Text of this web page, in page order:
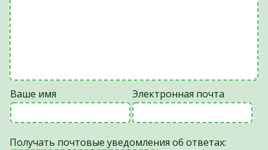
Ваше имя Электронная почта
Получать почтовые уведомления об ответах: